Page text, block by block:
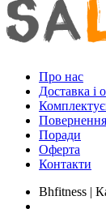
Про нас
Доставка і
Поради
Оферта
Контакти
Bhfitness |